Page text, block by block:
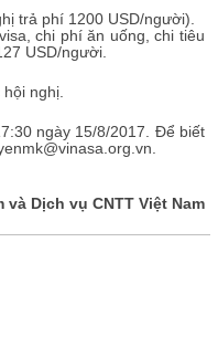
trả phí 1200 USD/người).
chi phí ăn uống, chi tiêu
USD/người.
nghị.
ngày 15/8/2017. Để biết
và Dịch vụ CNTT Việt Nam
ký hội viên để hưởng